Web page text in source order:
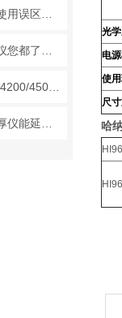
离子浓度测定仪的使用误区，请规避！
德国尼克斯QuaNix4200/4500涂层测厚仪
光
电
使
尺
哈